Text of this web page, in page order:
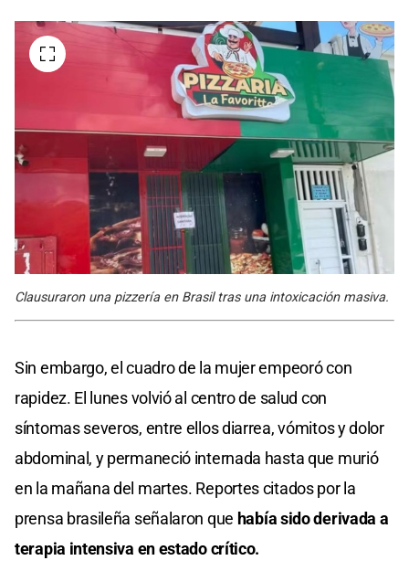
Clausuraron una pizzería en Brasil tras una intoxicación masiva.
Sin embargo, el cuadro de la mujer empeoró con
rapidez. El lunes volvió al centro de salud con
síntomas severos, entre ellos diarrea, vómitos y dolor
abdominal, y permaneció internada hasta que murió
en la mañana del martes. Reportes citados por la
prensa brasileña señalaron que había sido derivada a
terapia intensiva en estado crítico.